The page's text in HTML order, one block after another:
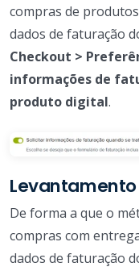
compras de
dados de faturação
Checkout >
informações de
produto digital.
Levantamento
De forma a que o
compras com
dados de faturação